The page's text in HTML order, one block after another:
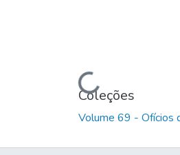
Carregando...
Coleções
Volume 69 - Ofícios